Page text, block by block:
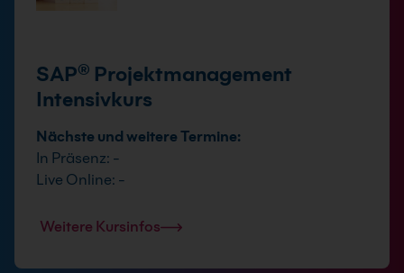
SAP® Projektmanagement
Intensivkurs
Nächste und weitere Termine:
In Präsenz: -
Live Online: -
Weitere Kursinfos